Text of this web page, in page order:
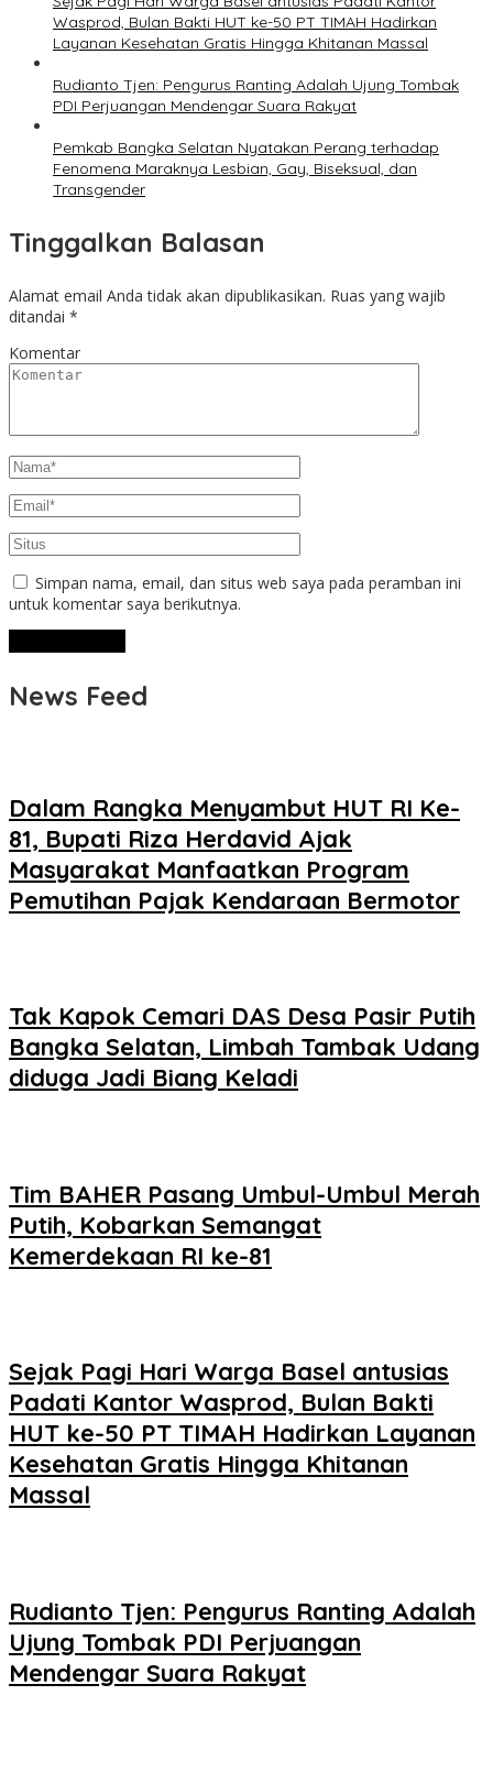
Wasprod, Bulan Bakti HUT ke-50 PT TIMAH Hadirkan
Layanan Kesehatan Gratis Hingga Khitanan Massal
Rudianto Tjen: Pengurus Ranting Adalah Ujung Tombak
PDI Perjuangan Mendengar Suara Rakyat
Pemkab Bangka Selatan Nyatakan Perang terhadap
Fenomena Maraknya Lesbian, Gay, Biseksual, dan
Transgender
Tinggalkan Balasan
Alamat email Anda tidak akan dipublikasikan. Ruas yang wajib
ditandai *
Komentar
Simpan nama, email, dan situs web saya pada peramban ini
untuk komentar saya berikutnya.
News Feed
Dalam Rangka Menyambut HUT RI Ke-
81, Bupati Riza Herdavid Ajak
Masyarakat Manfaatkan Program
Pemutihan Pajak Kendaraan Bermotor
Tak Kapok Cemari DAS Desa Pasir Putih
Bangka Selatan, Limbah Tambak Udang
diduga Jadi Biang Keladi
Tim BAHER Pasang Umbul-Umbul Merah
Putih, Kobarkan Semangat
Kemerdekaan RI ke-81
Sejak Pagi Hari Warga Basel antusias
Padati Kantor Wasprod, Bulan Bakti
HUT ke-50 PT TIMAH Hadirkan Layanan
Kesehatan Gratis Hingga Khitanan
Massal
Rudianto Tjen: Pengurus Ranting Adalah
Ujung Tombak PDI Perjuangan
Mendengar Suara Rakyat